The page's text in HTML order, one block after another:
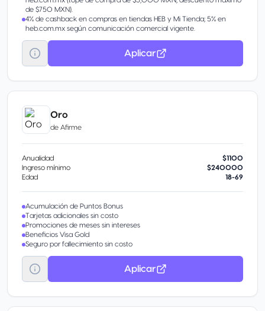
de $750 MXN).
4% de cashback en compras en tiendas HEB y Mi Tienda; 5% en
heb.com.mx según comunicación comercial vigente.
Aplicar
Oro
de Afirme
Anualidad
$1100
Ingreso mínimo
$240000
Edad
18-69
Acumulación de Puntos Bonus
Tarjetas adicionales sin costo
Promociones de meses sin intereses
Beneficios Visa Gold
Seguro por fallecimiento sin costo
Aplicar